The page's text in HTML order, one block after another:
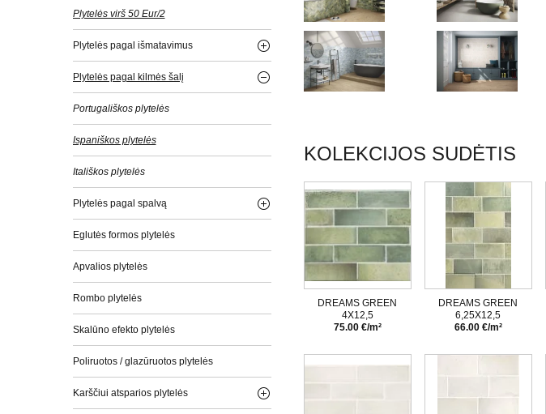
Plytelės virš 50 Eur/2
Plytelės pagal išmatavimus
Plytelės pagal kilmės šalį
Portugališkos plytelės
Ispaniškos plytelės
Itališkos plytelės
Plytelės pagal spalvą
Eglutės formos plytelės
Apvalios plytelės
Rombo plytelės
Skalūno efekto plytelės
Poliruotos / glazūruotos plytelės
Karščiui atsparios plytelės
KOLEKCIJOS SUDĖTIS
DREAMS GREEN
4X12,5
75.00 €/m²
DREAMS GREEN
6,25X12,5
66.00 €/m²